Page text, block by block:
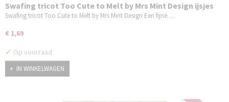
Swafing tricot Too Cute to Melt by Mrs Mint Design ijsjes
roze
Swafing tricot Too Cute to Melt by Mrs Mint Design Een fijne…
€ 1,69
✓ Op voorraad
IN WINKELWAGEN